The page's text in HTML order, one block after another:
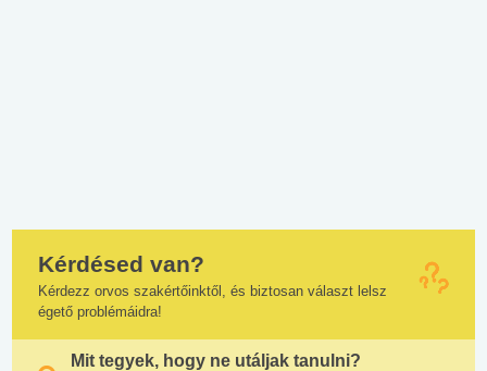
Kérdésed van?
Kérdezz orvos szakértőinktől, és biztosan választ lelsz
égető problémáidra!
Mit tegyek, hogy ne utáljak tanulni?